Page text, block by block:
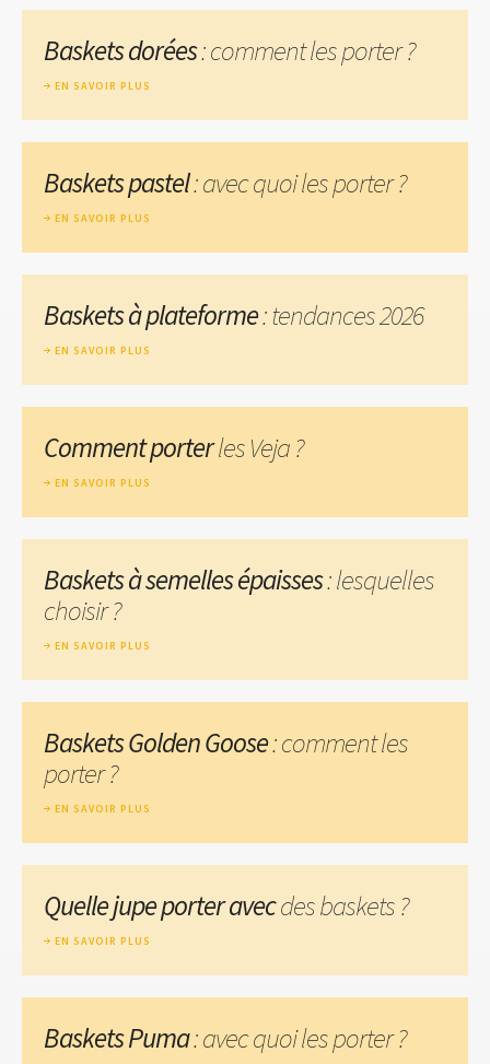
Baskets dorées: comment les porter ?
EN SAVOIR PLUS
Baskets pastel: avec quoi les porter ?
EN SAVOIR PLUS
Baskets à plateforme: tendances 2026
EN SAVOIR PLUS
Comment porterles Veja ?
EN SAVOIR PLUS
Baskets à semelles épaisses: lesquelles
choisir ?
EN SAVOIR PLUS
Baskets Golden Goose: comment les
porter ?
EN SAVOIR PLUS
Quelle jupe porter avecdes baskets ?
EN SAVOIR PLUS
Baskets Puma: avec quoi les porter ?